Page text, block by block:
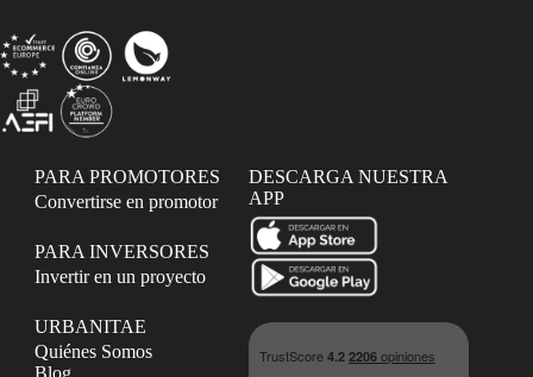
PARA PROMOTORES
Convertirse en promotor
PARA INVERSORES
Invertir en un proyecto
URBANITAE
Quiénes Somos
Blog
DESCARGA NUESTRA
APP